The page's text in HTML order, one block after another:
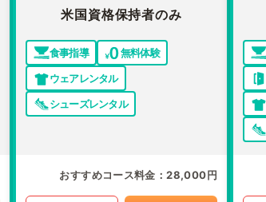
米国資格保持者のみ
食事指導
無料体験
ウェアレンタル
シューズレンタル
おすすめコース料金 28,000円